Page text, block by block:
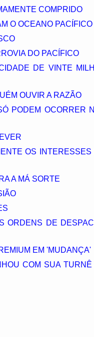
COMPRIDO
O OCEANO PACÍFICO
DO PACÍFICO
DE VINTE
OUVIR A RAZÃO
PODEM OCORRER
OS INTERESSES
A MÁ SORTE
ORDENS DE
EM 'MUDANÇA'
COM SUA TURNÊ